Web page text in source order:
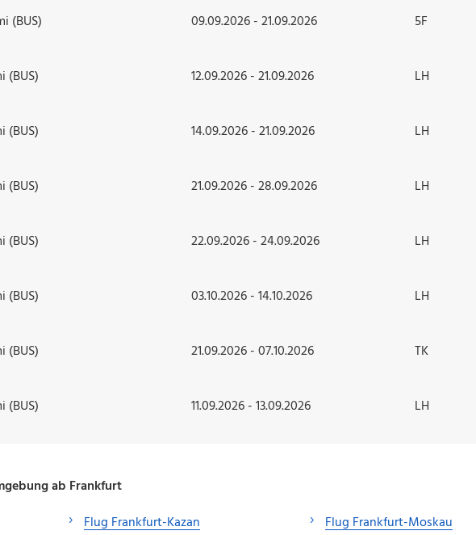
(BUS) 09.09.2026 - 21.09.2026 5F
(BUS) 12.09.2026 - 21.09.2026 LH
(BUS) 14.09.2026 - 21.09.2026 LH
(BUS) 21.09.2026 - 28.09.2026 LH
(BUS) 22.09.2026 - 24.09.2026 LH
(BUS) 03.10.2026 - 14.10.2026 LH
(BUS) 21.09.2026 - 07.10.2026 TK
(BUS) 11.09.2026 - 13.09.2026 LH
ab Frankfurt
Flug Frankfurt-Kazan
Flug Frankfurt-Moskau